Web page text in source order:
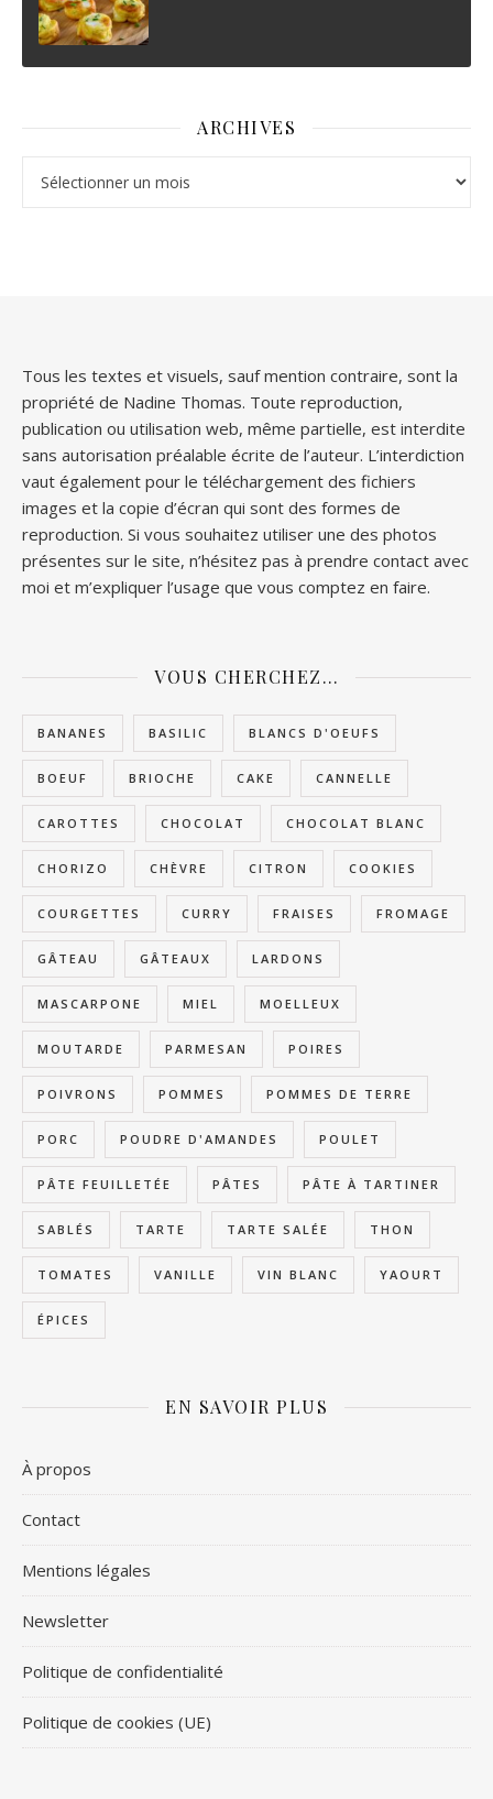
ARCHIVES
Tous les textes et visuels, sauf mention contraire, sont la
propriété de Nadine Thomas. Toute reproduction,
publication ou utilisation web, même partielle, est interdite
sans autorisation préalable écrite de l’auteur. L’interdiction
vaut également pour le téléchargement des fichiers
images et la copie d’écran qui sont des formes de
reproduction. Si vous souhaitez utiliser une des photos
présentes sur le site, n’hésitez pas à prendre contact avec
moi et m’expliquer l’usage que vous comptez en faire.
VOUS CHERCHEZ…
BANANES BASILIC BLANCS D'OEUFS
BOEUF BRIOCHE CAKE CANNELLE
CAROTTES CHOCOLAT CHOCOLAT BLANC
CHORIZO CHÈVRE CITRON COOKIES
COURGETTES CURRY FRAISES FROMAGE
GÂTEAU GÂTEAUX LARDONS
MASCARPONE MIEL MOELLEUX
MOUTARDE PARMESAN POIRES
POIVRONS POMMES POMMES DE TERRE
PORC POUDRE D'AMANDES POULET
PÂTE FEUILLETÉE PÂTES PÂTE À TARTINER
SABLÉS TARTE TARTE SALÉE THON
TOMATES VANILLE VIN BLANC YAOURT
ÉPICES
EN SAVOIR PLUS
À propos
Contact
Mentions légales
Newsletter
Politique de confidentialité
Politique de cookies (UE)